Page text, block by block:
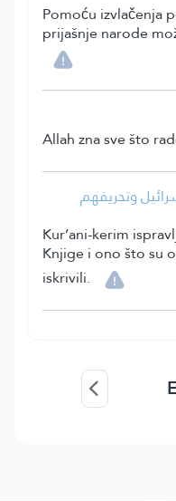
Pomoću izvlačenja
prijašnje narode
Allah zna sve što
وتحريفهم
Kur’ani-kerim
Knjige i ono što su
iskrivili.